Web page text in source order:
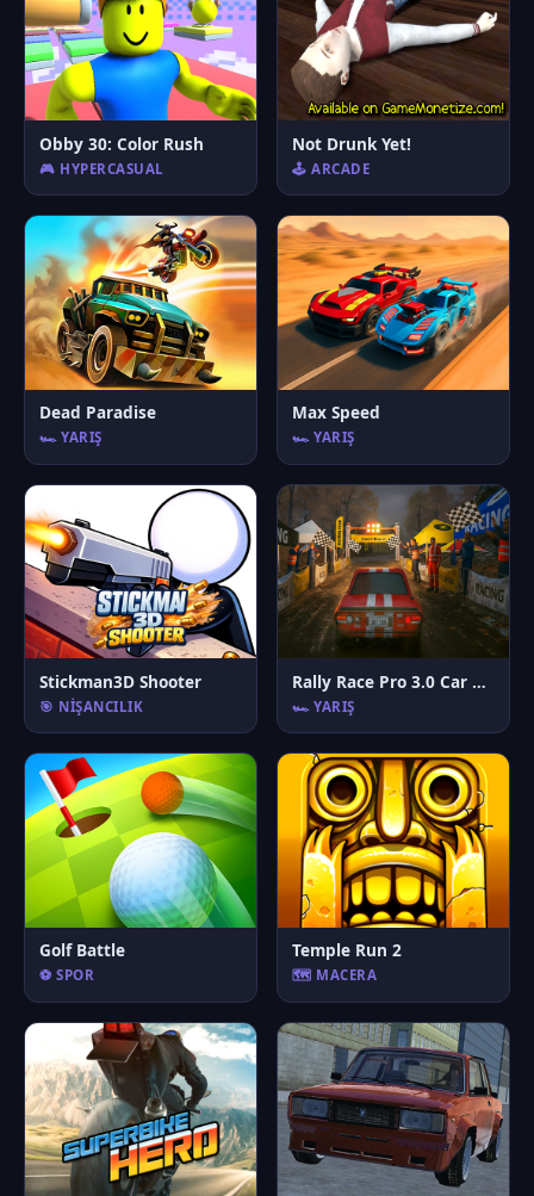
Obby 30: Color Rush
🎮 HYPERCASUAL
Not Drunk Yet!
🕹️ ARCADE
Dead Paradise
🏎️ YARIŞ
Max Speed
🏎️ YARIŞ
Stickman3D Shooter
🎯 NIŞANCILIK
Rally Race Pro 3.0 Car Racing
🏎️ YARIŞ
Golf Battle
⚽ SPOR
Temple Run 2
🗺️ MACERA